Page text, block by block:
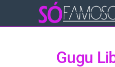
Gugu